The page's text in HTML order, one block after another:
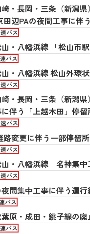
・長岡・三条（新潟
辺PAの夜間工事に伴
バス
・八幡浜線 「松山市
バス
・八幡浜線 松山外環
バス
・長岡・三条（新潟県
伴う「上越木田」停
バス
路変更に伴う一部停留
バス
・八幡浜線 名神集中
バス
間集中工事に伴う運
バス
原・成田・銚子線の廃
バス